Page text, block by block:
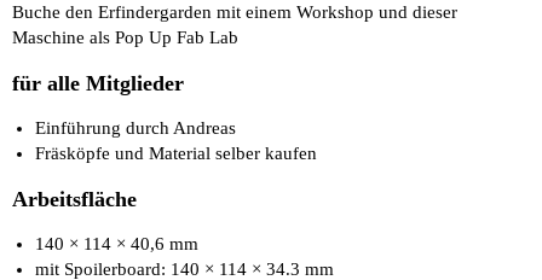
Buche den Erfindergarden mit einem Workshop und dieser
Maschine als Pop Up Fab Lab
für alle Mitglieder
Einführung durch Andreas
Fräsköpfe und Material selber kaufen
Arbeitsfläche
140 × 114 × 40,6 mm
mit Spoilerboard: 140 × 114 × 34.3 mm